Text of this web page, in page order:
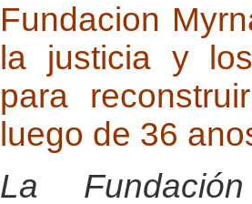
Fundacion
la justicia y
para
luego de 36
La